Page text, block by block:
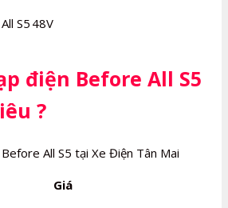
S5 48V
điện Before All S5
?
All S5 tại Xe Điện Tân Mai
Giá